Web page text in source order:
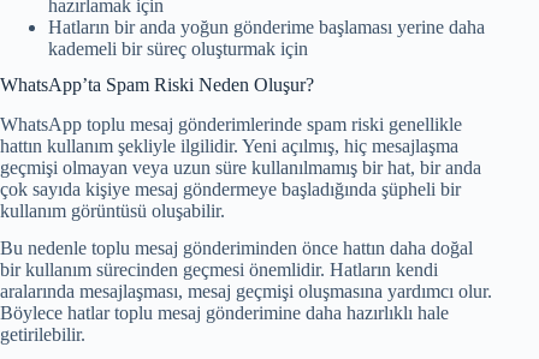
hazırlamak için
Hatların bir anda yoğun gönderime başlaması yerine daha
kademeli bir süreç oluşturmak için
WhatsApp’ta Spam Riski Neden Oluşur?
WhatsApp toplu mesaj gönderimlerinde spam riski genellikle
hattın kullanım şekliyle ilgilidir. Yeni açılmış, hiç mesajlaşma
geçmişi olmayan veya uzun süre kullanılmamış bir hat, bir anda
çok sayıda kişiye mesaj göndermeye başladığında şüpheli bir
kullanım görüntüsü oluşabilir.
Bu nedenle toplu mesaj gönderiminden önce hattın daha doğal
bir kullanım sürecinden geçmesi önemlidir. Hatların kendi
aralarında mesajlaşması, mesaj geçmişi oluşmasına yardımcı olur.
Böylece hatlar toplu mesaj gönderimine daha hazırlıklı hale
getirilebilir.